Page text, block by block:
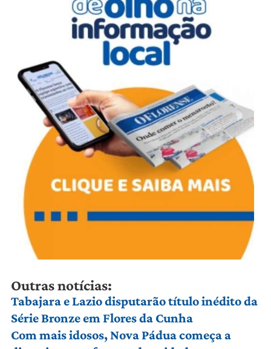
Outras notícias:
Tabajara e Lazio disputarão título inédito da
Série Bronze em Flores da Cunha
Com mais idosos, Nova Pádua começa a